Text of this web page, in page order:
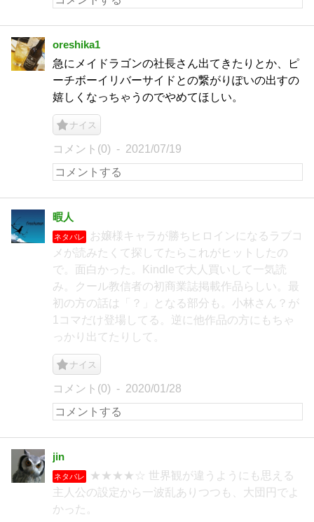
oreshika1
急にメイドラゴンの社長さん出てきたりとか、ピ
ーチボーイリバーサイドとの繋がりぽいの出すの
嬉しくなっちゃうのでやめてほしい。
ナイス
コメント(0) 2021/07/19
暇人
ネタバレ
お嬢様キャラが勝ちヒロインになるラブコ
メが読みたくて探してたらこれがヒットしたの
で。面白かった。Kindleで大人買いして一気読
み。クール教信者の初商業誌掲載作品らしい。最
初の方の話は「？」となる部分も。小林さん？が
1コマだけ登場してる。逆に他作品の方にもちゃ
っかり出てたりして。
ナイス
コメント(0) 2020/01/28
jin
ネタバレ
★★★★☆ 世界観が違うようにも思える
主人公の設定から一波乱ありつつも、大団円でよ
かった。